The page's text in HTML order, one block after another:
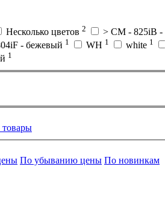
Несколько цветов 2 > CM - 825iB -
- бежевый 1 WH 1 white 1
1
товары
По убыванию цены По новинкам